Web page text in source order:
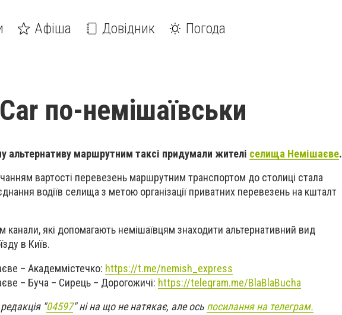
Афіша Довідник Погода
по-немішаївськи
альтернативу маршрутним таксі придумали жителі селища Немішаєве.
вартості перевезень маршрутним транспортом до столиці стала
водіїв селища з метою організації приватних перевезень на кшталт
канали, які допомагають немішаївцям знаходити альтернативний вид
в Київ.
– Академмістечко: https://t.me/nemish_express
– Буча – Сирець – Дорогожичі: https://telegram.me/BlaBlaBucha
"04597" ні на що не натякає, але ось посилання на телеграм.